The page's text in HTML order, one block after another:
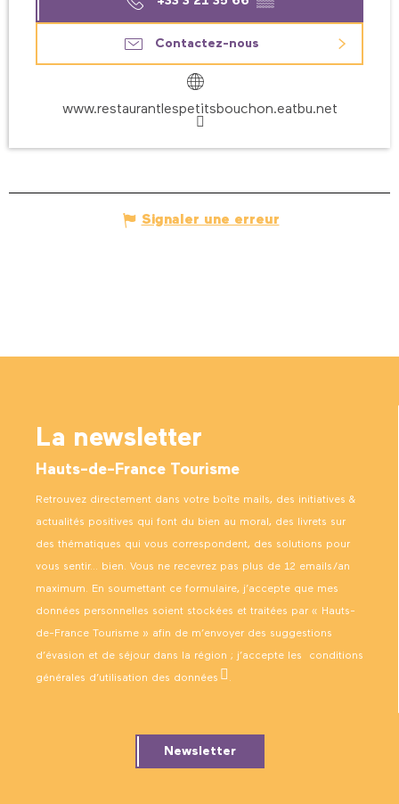
Contactez-nous
www.restaurantlespetitsbouchon.eatbu.net
Signaler une erreur
La newsletter
Hauts-de-France Tourisme
Retrouvez directement dans votre boîte mails, des initiatives &
actualités positives qui font du bien au moral, des livrets sur
des thématiques qui vous correspondent, des solutions pour
vous sentir… bien. Vous ne recevrez pas plus de 12 emails/an
maximum. En soumettant ce formulaire, j’accepte que mes
données personnelles soient stockées et traitées par « Hauts-
de-France Tourisme » afin de m’envoyer des suggestions
d’évasion et de séjour dans la région ; j’accepte les conditions
générales d’utilisation des données .
Newsletter